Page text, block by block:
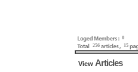
0
256
15
View Articles